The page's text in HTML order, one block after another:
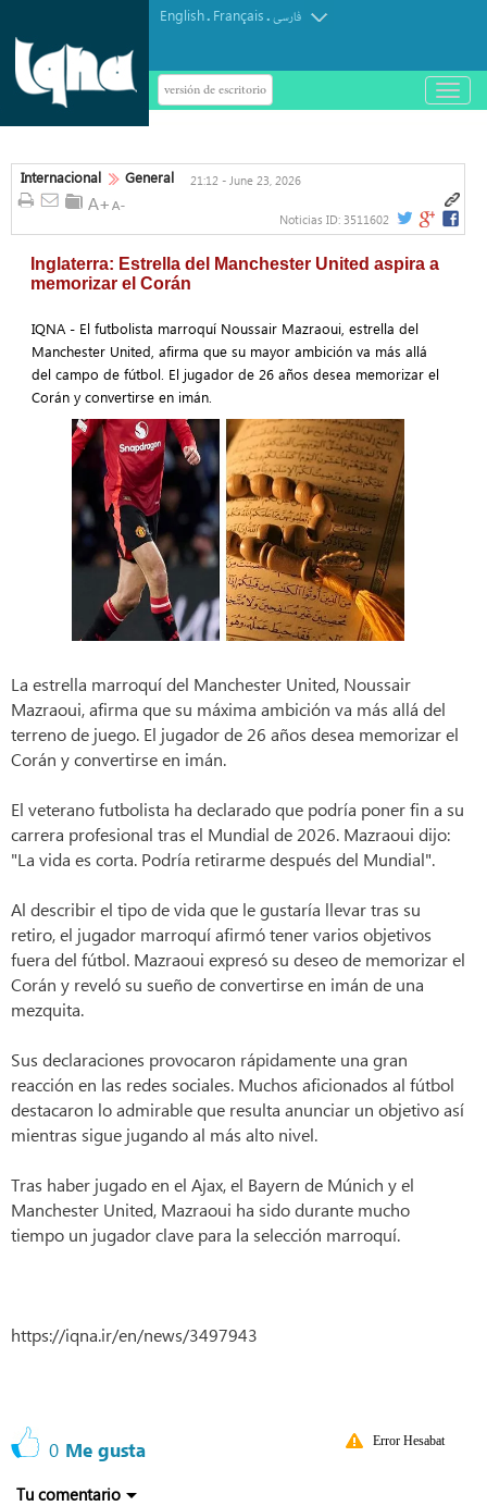
English. Français.فارسی
versión de escritorio
باز
و
Internacional General 21:12 - June 23, 2026
Noticias ID: 3511602
Inglaterra: Estrella del Manchester United aspira a
memorizar el Corán
IQNA - El futbolista marroquí Noussair Mazraoui, estrella del
Manchester United, afirma que su mayor ambición va más allá
del campo de fútbol. El jugador de 26 años desea memorizar el
Corán y convertirse en imán.
La estrella marroquí del Manchester United, Noussair
Mazraoui, afirma que su máxima ambición va más allá del
terreno de juego. El jugador de 26 años desea memorizar el
Corán y convertirse en imán.
El veterano futbolista ha declarado que podría poner fin a su
carrera profesional tras el Mundial de 2026. Mazraoui dijo:
"La vida es corta. Podría retirarme después del Mundial".
Al describir el tipo de vida que le gustaría llevar tras su
retiro, el jugador marroquí afirmó tener varios objetivos
fuera del fútbol. Mazraoui expresó su deseo de memorizar el
Corán y reveló su sueño de convertirse en imán de una
mezquita.
Sus declaraciones provocaron rápidamente una gran
reacción en las redes sociales. Muchos aficionados al fútbol
destacaron lo admirable que resulta anunciar un objetivo así
mientras sigue jugando al más alto nivel.
Tras haber jugado en el Ajax, el Bayern de Múnich y el
Manchester United, Mazraoui ha sido durante mucho
tiempo un jugador clave para la selección marroquí.
https://iqna.ir/en/news/3497943
0 Me gusta Error Hesabat
Tu comentario